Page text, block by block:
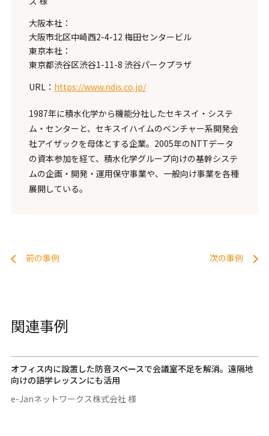
大阪本社：
大阪市北区中崎西2-4-12 梅田センタービル
東京本社：
東京都渋谷区渋谷1-11-8 渋谷パークプラザ
URL： https://www.ndis.co.jp/
1987年に積水化学から機能分社したセキスイ・システ
ム・センターと、セキスイハイムのベンチャー系開発会
社アイザックを母体とする企業。2005年のNTTデータ
の資本参加を経て、積水化学グループ向けの基幹システ
ムの企画・開発・運用保守事業や、一般向け事業を各種
展開している。
前の事例 次の事例
関連事例
オフィス内に設置した防音スペースで会議室不足を解消。遠隔地
向けの語学レッスンにも活用
e-Janネットワークス株式会社 様